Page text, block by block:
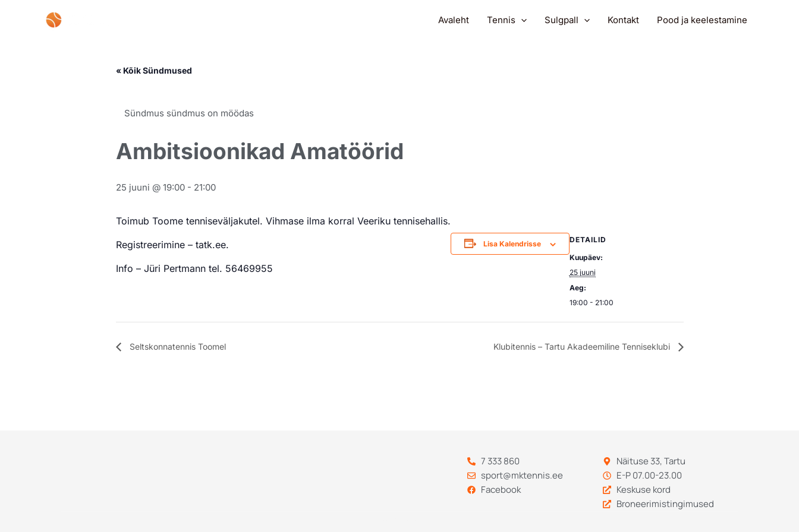
Avaleht Tennis Sulgpall Kontakt Pood ja keelestamine
« Kõik Sündmused
Sündmus sündmus on möödas
Ambitsioonikad Amatöörid
25 juuni @ 19:00- 21:00
Toimub Toome tenniseväljakutel. Vihmase ilma korral Veeriku tennisehallis.
Registreerimine – tatk.ee.
Info – Jüri Pertmann tel. 56469955
Lisa Kalendrisse
DETAILID
Kuupäev:
25 juuni
Aeg:
19:00 - 21:00
Seltskonnatennis Toomel Klubitennis – Tartu Akadeemiline Tenniseklubi
7 333 860
sport@mktennis.ee
Facebook
Näituse 33, Tartu
E-P 07.00-23.00
Keskuse kord
Broneerimistingimused